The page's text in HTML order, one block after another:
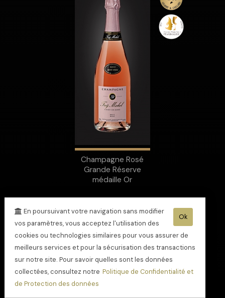
Champagne Rosé
Grande Réserve
médaille Or
Ok
En poursuivant votre navigation sans modifier
vos paramètres, vous acceptez l'utilisation des
cookies ou technologies similaires pour vous assurer de
meilleurs services et pour la sécurisation des transactions
sur notre site. Pour savoir quelles sont les données
collectées, consultez notre Politique de Confidentialité et
de Protection des données